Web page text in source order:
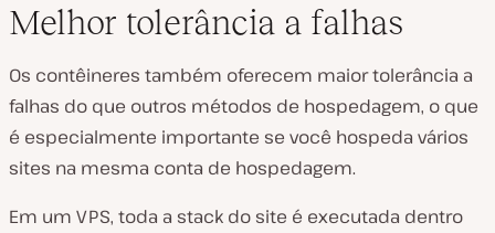
Melhor tolerância a falhas
Os contêineres também oferecem maior tolerância a
falhas do que outros métodos de hospedagem, o que
é especialmente importante se você hospeda vários
sites na mesma conta de hospedagem.
Em um VPS, toda a stack do site é executada dentro